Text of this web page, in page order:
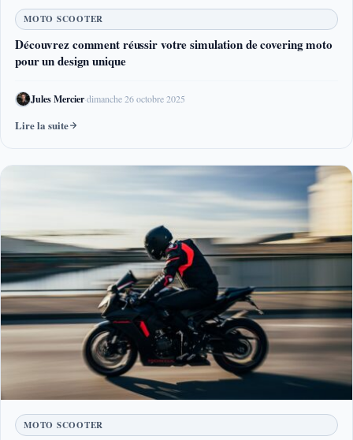
MOTO SCOOTER
Découvrez comment réussir votre simulation de covering moto
pour un design unique
Jules Mercier·dimanche 26 octobre 2025
Lire la suite
MOTO SCOOTER